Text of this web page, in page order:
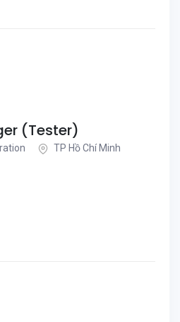
(Tester)
TP Hồ Chí Minh